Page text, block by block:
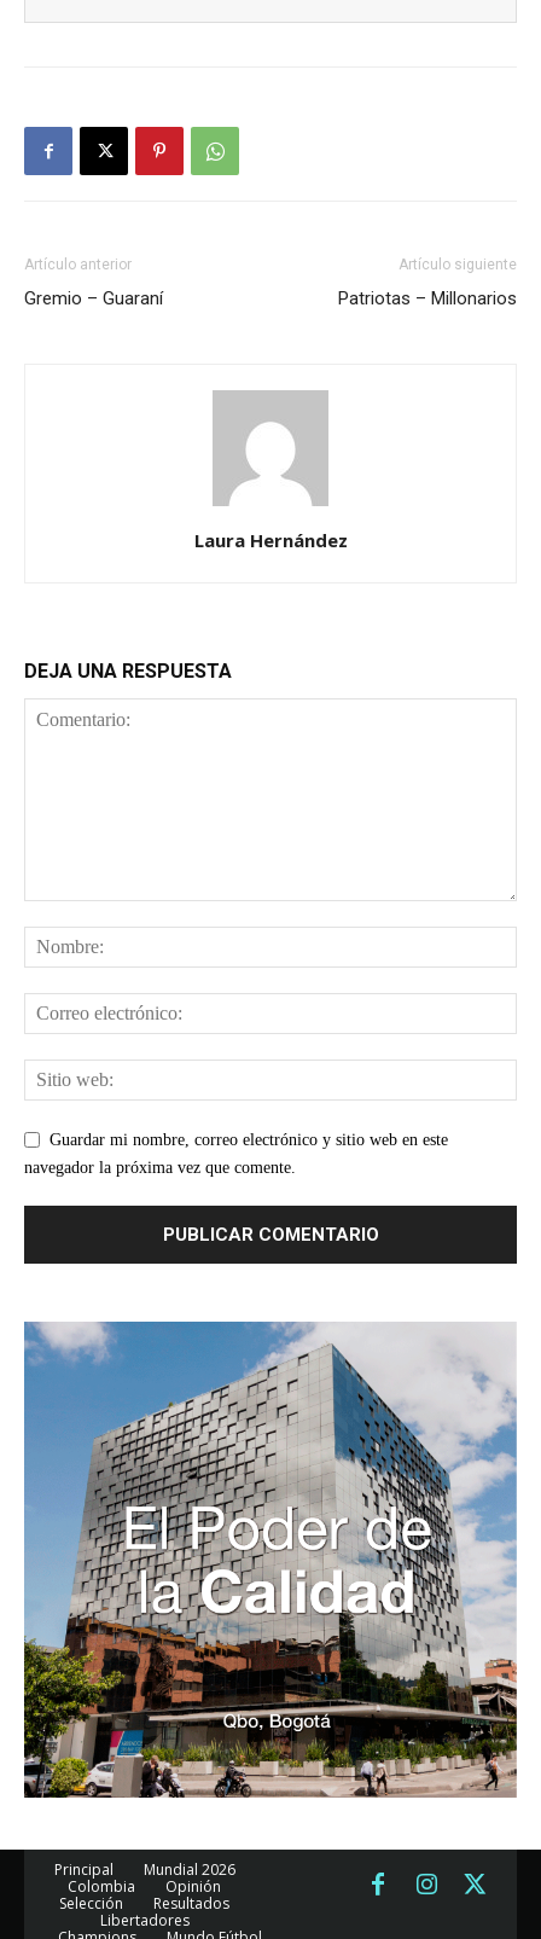
Artículo anterior
Gremio – Guaraní
Artículo siguiente
Patriotas – Millonarios
Laura Hernández
DEJA UNA RESPUESTA
Guardar mi nombre, correo electrónico y sitio web en este
navegador la próxima vez que comente.
Principal
Mundial 2026
Colombia
Opinión
Selección
Resultados
Libertadores